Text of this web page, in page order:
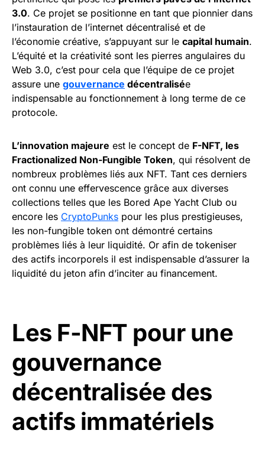
3.0. Ce projet se positionne en tant que pionnier dans
l’instauration de l’internet décentralisé et de
l’économie créative, s’appuyant sur le capital humain.
L’équité et la créativité sont les pierres angulaires du
Web 3.0, c’est pour cela que l’équipe de ce projet
assure une gouvernance décentralisée
indispensable au fonctionnement à long terme de ce
protocole.
L’innovation majeure est le concept de F-NFT, les
Fractionalized Non-Fungible Token, qui résolvent de
nombreux problèmes liés aux NFT. Tant ces derniers
ont connu une effervescence grâce aux diverses
collections telles que les Bored Ape Yacht Club ou
encore les CryptoPunks pour les plus prestigieuses,
les non-fungible token ont démontré certains
problèmes liés à leur liquidité. Or afin de tokeniser
des actifs incorporels il est indispensable d’assurer la
liquidité du jeton afin d’inciter au financement.
Les F-NFT pour une
gouvernance
décentralisée des
actifs immatériels